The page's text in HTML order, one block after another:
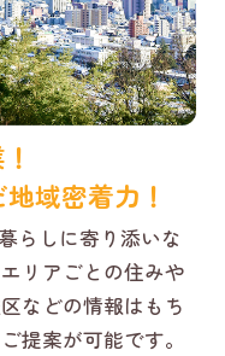
域密着力！
らしに寄り添いな
リアごとの住みや
などの情報はもち
提案が可能です。